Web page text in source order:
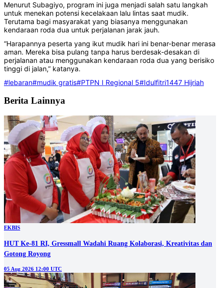
Menurut Subagiyo, program ini juga menjadi salah satu langkah
untuk menekan potensi kecelakaan lalu lintas saat mudik.
Terutama bagi masyarakat yang biasanya menggunakan
kendaraan roda dua untuk perjalanan jarak jauh.
“Harapannya peserta yang ikut mudik hari ini benar-benar merasa
aman. Mereka bisa pulang tanpa harus berdesak-desakan di
perjalanan atau menggunakan kendaraan roda dua yang berisiko
tinggi di jalan,” katanya.
#lebaran#mudik gratis#PTPN I Regional 5#Idulfitri1447 Hijriah
Berita Lainnya
EKBIS
HUT Ke-81 RI, Gressmall Wadahi Ruang Kolaborasi, Kreativitas dan
Gotong Royong
05 Aug 2026 12:00 UTC